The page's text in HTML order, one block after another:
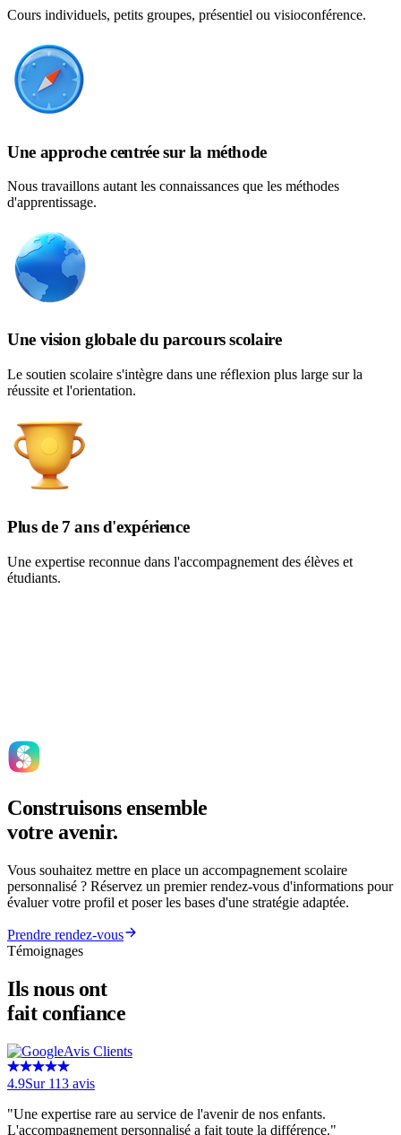
Cours individuels, petits groupes, présentiel ou visioconférence.
Une approche centrée sur la méthode
Nous travaillons autant les connaissances que les méthodes
d'apprentissage.
Une vision globale du parcours scolaire
Le soutien scolaire s'intègre dans une réflexion plus large sur la
réussite et l'orientation.
Plus de 7 ans d'expérience
Une expertise reconnue dans l'accompagnement des élèves et
étudiants.
Construisons ensemble
votre avenir.
Vous souhaitez mettre en place un accompagnement scolaire
personnalisé ? Réservez un premier rendez-vous d'informations pour
évaluer votre profil et poser les bases d'une stratégie adaptée.
Prendre rendez-vous
Témoignages
Ils nous ont
fait confiance
Avis Clients
4.9Sur 113 avis
"Une expertise rare au service de l'avenir de nos enfants.
L'accompagnement personnalisé a fait toute la différence."